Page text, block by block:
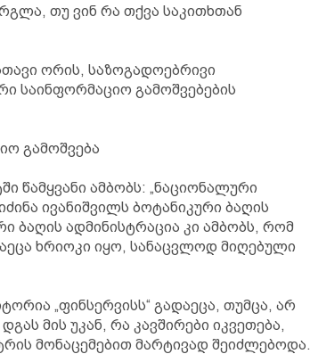
თუ ვინ რა თქვა საკითხთან
ორის, საზოგადოებრივი
საინფორმაციო გამოშვებების
გამოშვება
წამყვანი ამბობს: „ნაციონალური
ივანიშვილს ბოტანიკური ბაღის
ბაღის ადმინისტრაცია კი ამბობს, რომ
ხრიოკი იყო, სანაცვლოდ მიღებული
„ფინსერვისს“ გადაეცა, თუმცა, არ
მის უკან, რა კავშირები იკვეთება,
მონაცემებით მარტივად შეიძლებოდა.